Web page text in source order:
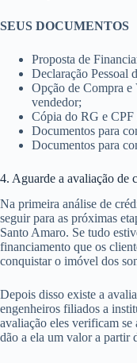
SEUS DOCUMENTOS
Proposta de
Declaração Pessoal
Opção de Compra e
vendedor;
Cópia do RG e
Documentos para
Documentos para
4. Aguarde a avaliação de
Na primeira análise de
seguir para as próximas
Santo Amaro. Se tudo
financiamento que os
conquistar o imóvel dos
Depois disso existe a
engenheiros filiados a
avaliação eles verificam se
dão a ela um valor a partir